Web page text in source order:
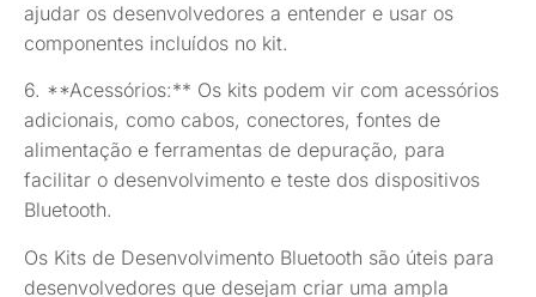
ajudar os desenvolvedores a entender e usar os
componentes incluídos no kit.
6. **Acessórios:** Os kits podem vir com acessórios
adicionais, como cabos, conectores, fontes de
alimentação e ferramentas de depuração, para
facilitar o desenvolvimento e teste dos dispositivos
Bluetooth.
Os Kits de Desenvolvimento Bluetooth são úteis para
desenvolvedores que desejam criar uma ampla